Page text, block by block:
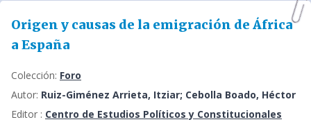
Origen y causas de la emigración de África
a España
Colección: Foro
Autor: Ruiz-Giménez Arrieta, Itziar; Cebolla Boado, Héctor
Editor : Centro de Estudios Políticos y Constitucionales